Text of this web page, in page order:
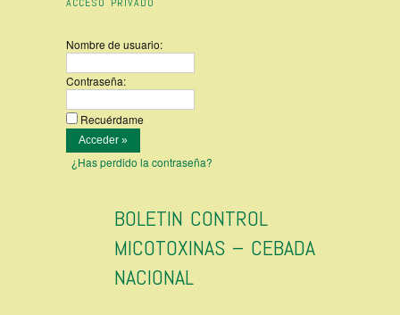
Nombre de usuario:
Contraseña:
Recuérdame
¿Has perdido la contraseña?
BOLETIN CONTROL
MICOTOXINAS – CEBADA
NACIONAL